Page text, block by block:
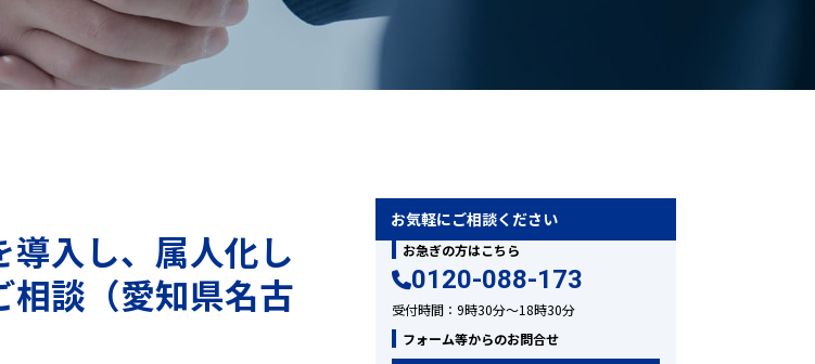
入し、属人化し
相談（愛知県名古
お気軽にご相談ください
お急ぎの方はこちら
0120-088-173
受付時間：9時30分～18時30分
フォーム等からのお問合せ
お問合せ